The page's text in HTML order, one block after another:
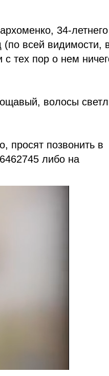
34-летнего
всей видимости,
тех пор о нем
волосы
просят позвонить в
либо на